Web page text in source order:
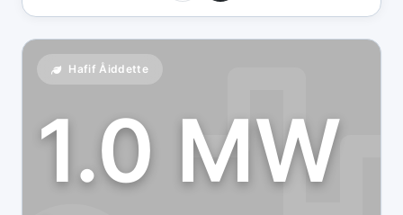
Hafif Åiddette
1.0 MW